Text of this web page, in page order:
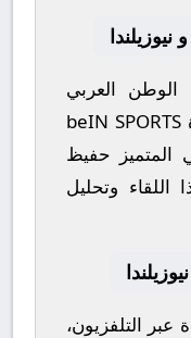
نيوزيلندا
العربي
beIN SPORTS
المتميز حفيظ
اللقاء وتحليل
عبر التلفزيون،